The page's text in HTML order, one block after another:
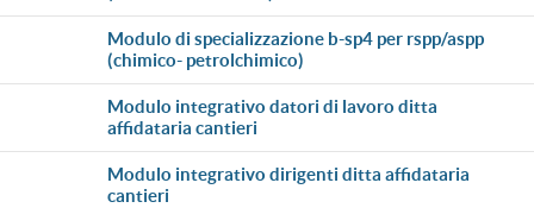
modulo di specializzazione b-sp4 per rspp/aspp
(chimico- petrolchimico)
modulo integrativo datori di lavoro ditta
affidataria cantieri
modulo integrativo dirigenti ditta affidataria
cantieri